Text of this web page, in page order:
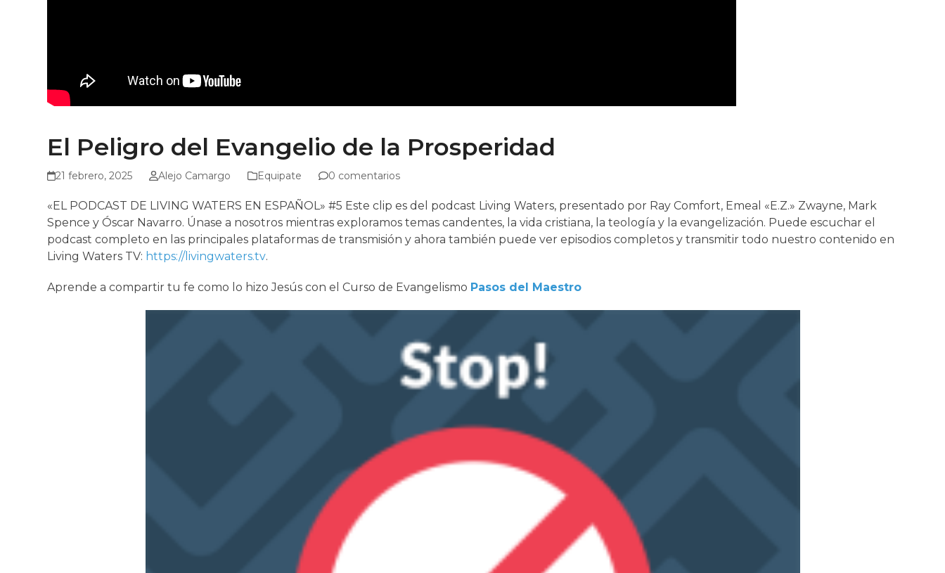
El Peligro del Evangelio de la Prosperidad
21 febrero, 2025 Alejo Camargo Equipate 0 comentarios
«EL PODCAST DE LIVING WATERS EN ESPAÑOL» #5 Este clip es del podcast Living Waters, presentado por Ray Comfort, Emeal «E.Z.» Zwayne, Mark
Spence y Óscar Navarro. Únase a nosotros mientras exploramos temas candentes, la vida cristiana, la teología y la evangelización. Puede escuchar el
podcast completo en las principales plataformas de transmisión y ahora también puede ver episodios completos y transmitir todo nuestro contenido en
Living Waters TV: https://livingwaters.tv.
Aprende a compartir tu fe como lo hizo Jesús con el Curso de Evangelismo Pasos del Maestro